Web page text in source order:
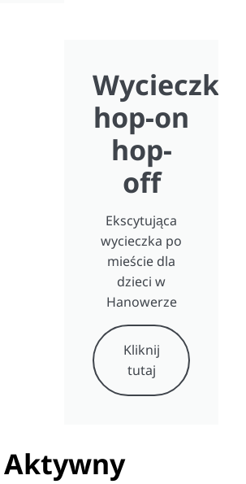
Wycieczka
hop-on
hop-
off
Ekscytująca
wycieczka po
mieście dla
dzieci w
Hanowerze
Kliknij
tutaj
Aktywny